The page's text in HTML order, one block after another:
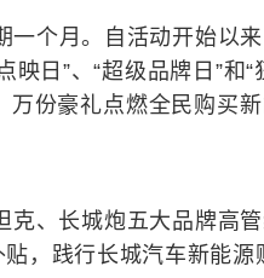
一个月。自活动开始以
日”、“超级品牌日”和“
份豪礼点燃全民购买
克、长城炮五大品牌高
，践行长城汽车新能源